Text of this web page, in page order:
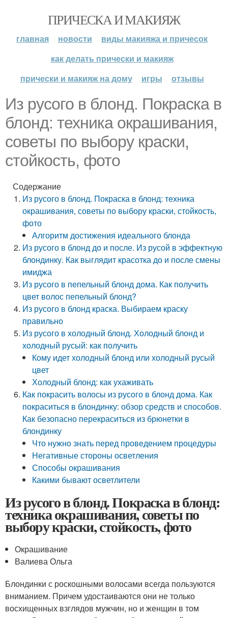
ПРИЧЕСКА И МАКИЯЖ
главная новости
виды макияжа и причесок
как делать прически и макияж
прически и макияж на дому
игры отзывы
Из русого в блонд. Покраска в
блонд: техника окрашивания,
советы по выбору краски,
стойкость, фото
Содержание
Из русого в блонд. Покраска в блонд: техника
окрашивания, советы по выбору краски, стойкость,
фото
Алгоритм достижения идеального блонда
Из русого в блонд до и после. Из русой в эффектную
блондинку. Как выглядит красотка до и после смены
имиджа
Из русого в пепельный блонд дома. Как получить
цвет волос пепельный блонд?
Из русого в блонд краска. Выбираем краску
правильно
Из русого в холодный блонд. Холодный блонд и
холодный русый: как получить
Кому идет холодный блонд или холодный русый
цвет
Холодный блонд: как ухаживать
Как покрасить волосы из русого в блонд дома. Как
покраситься в блондинку: обзор средств и способов.
Как безопасно перекраситься из брюнетки в
блондинку
Что нужно знать перед проведением процедуры
Негативные стороны осветления
Способы окрашивания
Какими бывают осветлители
Из русого в блонд. Покраска в блонд:
техника окрашивания, советы по
выбору краски, стойкость, фото
Окрашивание
Валиева Ольга
Блондинки с роскошными волосами всегда пользуются
вниманием. Причем удостаиваются они не только
восхищенных взглядов мужчин, но и женщин в том